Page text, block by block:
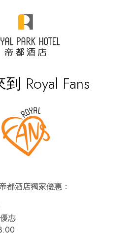
Royal Fans
都酒店獨家優惠：
惠